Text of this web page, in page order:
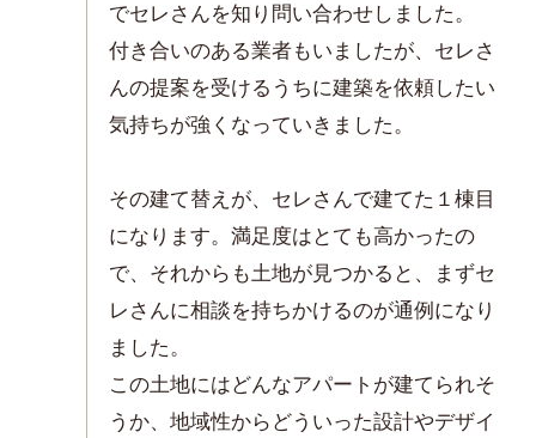
でセレさんを知り問い合わせしました。
付き合いのある業者もいましたが、セレさ
んの提案を受けるうちに建築を依頼したい
気持ちが強くなっていきました。
その建て替えが、セレさんで建てた１棟目
になります。満足度はとても高かったの
で、それからも土地が見つかると、まずセ
レさんに相談を持ちかけるのが通例になり
ました。
この土地にはどんなアパートが建てられそ
うか、地域性からどういった設計やデザイ